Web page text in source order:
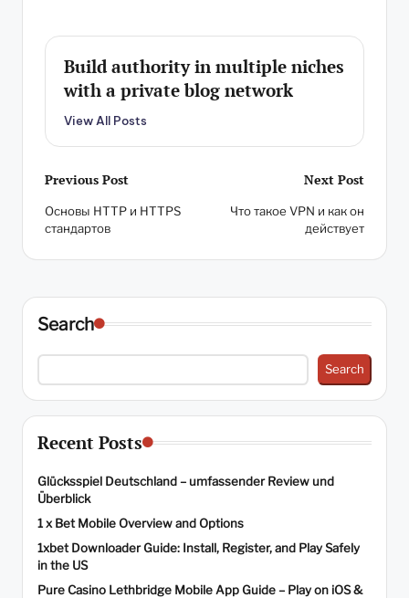
Build authority in multiple niches
with a private blog network
View All Posts
Post
navigation
Previous Post
Основы HTTP и HTTPS
стандартов
Next Post
Что такое VPN и как он
действует
Search
Search
Recent Posts
Glücksspiel Deutschland – umfassender Review und
Überblick
1 x Bet Mobile Overview and Options
1xbet Downloader Guide: Install, Register, and Play Safely
in the US
Pure Casino Lethbridge Mobile App Guide – Play on iOS &